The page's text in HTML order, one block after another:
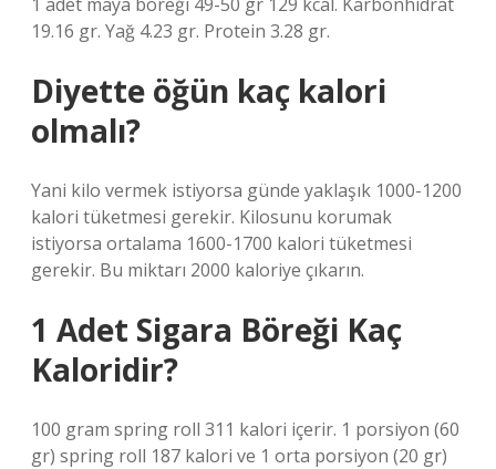
19.16 gr. Yağ 4.23 gr. Protein 3.28 gr.
Diyette öğün kaç kalori
olmalı?
Yani kilo vermek istiyorsa günde yaklaşık 1000-1200
kalori tüketmesi gerekir. Kilosunu korumak
istiyorsa ortalama 1600-1700 kalori tüketmesi
gerekir. Bu miktarı 2000 kaloriye çıkarın.
1 Adet Sigara Böreği Kaç
Kaloridir?
100 gram spring roll 311 kalori içerir. 1 porsiyon (60
gr) spring roll 187 kalori ve 1 orta porsiyon (20 gr)